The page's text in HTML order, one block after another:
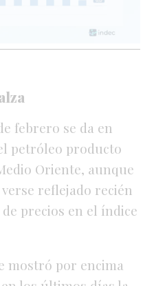
febrero se da en
petróleo producto
Oriente, aunque
reflejado recién
precios en el índice
mostró por encima